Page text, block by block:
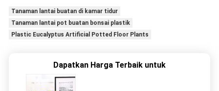
Tanaman lantai buatan di kamar tidur
Tanaman lantai pot buatan bonsai plastik
Plastic Eucalyptus Artificial Potted Floor Plants
Dapatkan Harga Terbaik untuk